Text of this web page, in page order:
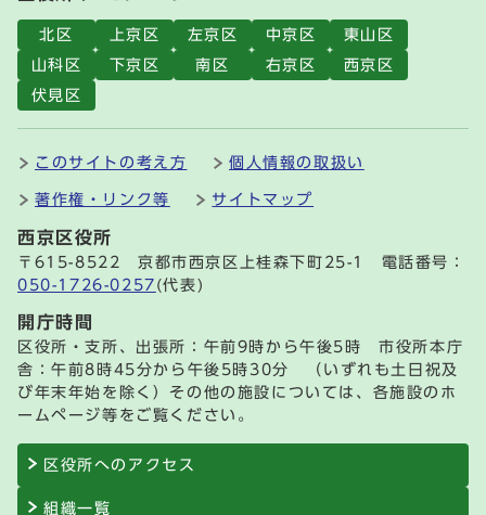
北区 上京区 左京区 中京区
東山区
山科区
下京区 南区 右京区
西京区
伏見区
このサイトの考え方 個人情報の取扱い
著作権・リンク等 サイトマップ
西京区役所
〒615-8522 京都市西京区上桂森下町25-1 電話番号：
050-1726-0257 (代表)
開庁時間
区役所・支所、出張所：午前9時から午後5時 市役所本庁
舎：午前8時45分から午後5時30分 （いずれも土日祝及
び年末年始を除く）その他の施設については、各施設のホ
ームページ等をご覧ください。
区役所へのアクセス
組織一覧